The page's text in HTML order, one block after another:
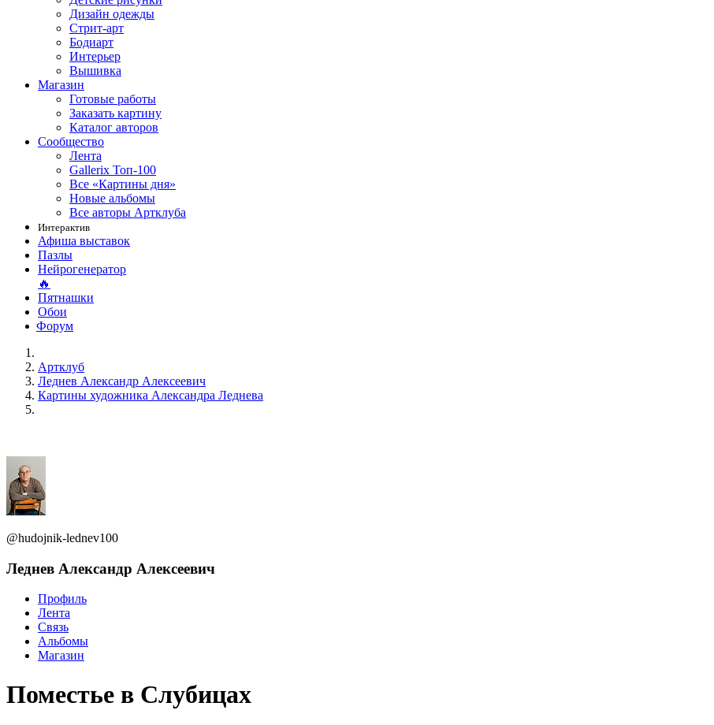
Дизайн одежды
Стрит-арт
Бодиарт
Интерьер
Вышивка
Магазин
Готовые работы
Заказать картину
Каталог авторов
Сообщество
Лента
Gallerix Топ-100
Все «Картины дня»
Новые альбомы
Все авторы Артклуба
Интерактив
Афиша выставок
Пазлы
Нейрогенератор
🔥
Пятнашки
Обои
Форум
Артклуб
Леднев Александр Алексеевич
Картины художника Александра Леднева
@hudojnik-lednev100
Леднев Александр Алексеевич
Профиль
Лента
Связь
Альбомы
Магазин
Поместье в Слубицах